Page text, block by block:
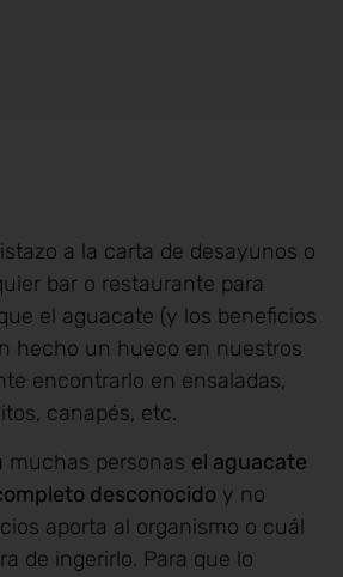
a la carta de desayunos o
bar o restaurante para
el aguacate (y los beneficios
hecho un hueco en nuestros
encontrarlo en ensaladas,
canapés, etc.
muchas personas el aguacate
desconocido y no
aporta al organismo o cuál
de ingerirlo. Para que lo